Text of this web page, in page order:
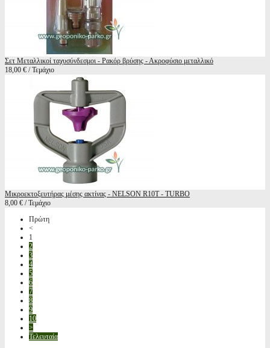
Σετ Μεταλλικοί ταχυσύνδεσμοι - Ρακόρ βρύσης - Ακροφύσιο μεταλλικό
18,00 € / Τεμάχιο
Μικροεκτοξευτήρας μέσης ακτίνας - NELSON R10T - TURBO
8,00 € / Τεμάχιο
Πρώτη
<
1
2
3
4
5
6
7
8
9
10
>
Τελευταία